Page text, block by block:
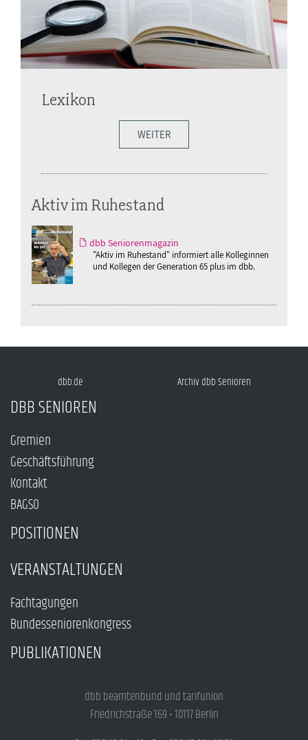
Lexikon
WEITER
Aktiv im Ruhestand
dbb Seniorenmagazin
"Aktiv im Ruhestand" informiert alle Kolleginnen
und Kollegen der Generation 65 plus im dbb.
dbb.de Archiv dbb Senioren
DBB SENIOREN
Gremien
Geschäftsführung
Kontakt
BAGSO
POSITIONEN
VERANSTALTUNGEN
Fachtagungen
Bundesseniorenkongress
PUBLIKATIONEN
dbb beamtenbund und tarifunion
Friedrichstraße 169 • 10117 Berlin